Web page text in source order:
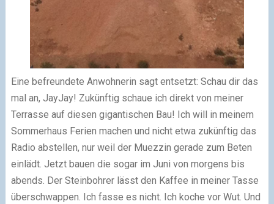
Eine befreundete Anwohnerin sagt entsetzt: Schau dir das
mal an, JayJay! Zukünftig schaue ich direkt von meiner
Terrasse auf diesen gigantischen Bau! Ich will in meinem
Sommerhaus Ferien machen und nicht etwa zukünftig das
Radio abstellen, nur weil der Muezzin gerade zum Beten
einlädt. Jetzt bauen die sogar im Juni von morgens bis
abends. Der Steinbohrer lässt den Kaffee in meiner Tasse
überschwappen. Ich fasse es nicht. Ich koche vor Wut. Und